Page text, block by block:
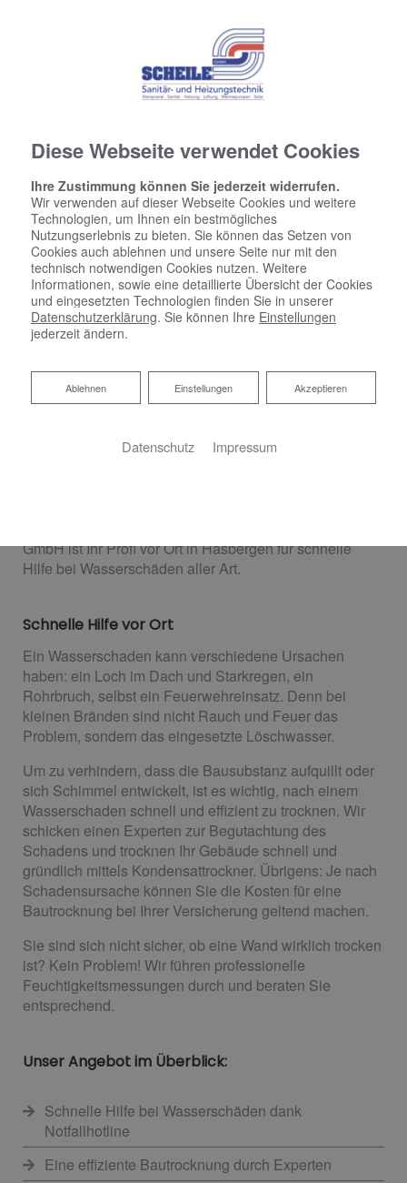
Scheile GmbH: Ihr Partner vor Ort in
GmbH ist Ihr Profi vor Ort in Hasbergen für schnelle
Hilfe bei Wasserschäden aller Art.
Schnelle Hilfe vor Ort
Ein Wasserschaden kann verschiedene Ursachen
haben: ein Loch im Dach und Starkregen, ein
Rohrbruch, selbst ein Feuerwehreinsatz. Denn bei
kleinen Bränden sind nicht Rauch und Feuer das
Problem, sondern das eingesetzte Löschwasser.
Um zu verhindern, dass die Bausubstanz aufquillt oder
sich Schimmel entwickelt, ist es wichtig, nach einem
Wasserschaden schnell und effizient zu trocknen. Wir
schicken einen Experten zur Begutachtung des
Schadens und trocknen Ihr Gebäude schnell und
gründlich mittels Kondensattrockner. Übrigens: Je nach
Schadensursache können Sie die Kosten für eine
Bautrocknung bei Ihrer Versicherung geltend machen.
Sie sind sich nicht sicher, ob eine Wand wirklich trocken
ist? Kein Problem! Wir führen professionelle
Feuchtigkeitsmessungen durch und beraten Sie
entsprechend.
Unser Angebot im Überblick:
Schnelle Hilfe bei Wasserschäden dank
Notfallhotline
Eine effiziente Bautrocknung durch Experten
Diese Webseite verwendet Cookies
Ihre Zustimmung können Sie jederzeit widerrufen.
Wir verwenden auf dieser Webseite Cookies und weitere
Technologien, um Ihnen ein bestmögliches
Nutzungserlebnis zu bieten. Sie können das Setzen von
Cookies auch ablehnen und unsere Seite nur mit den
technisch notwendigen Cookies nutzen. Weitere
Informationen, sowie eine detaillierte Übersicht der Cookies
und eingesetzten Technologien finden Sie in unserer
Datenschutzerklärung. Sie können Ihre Einstellungen
jederzeit ändern.
Akzeptieren
Einstellungen
Ablehnen
Ablehnen
Datenschutz Impressum